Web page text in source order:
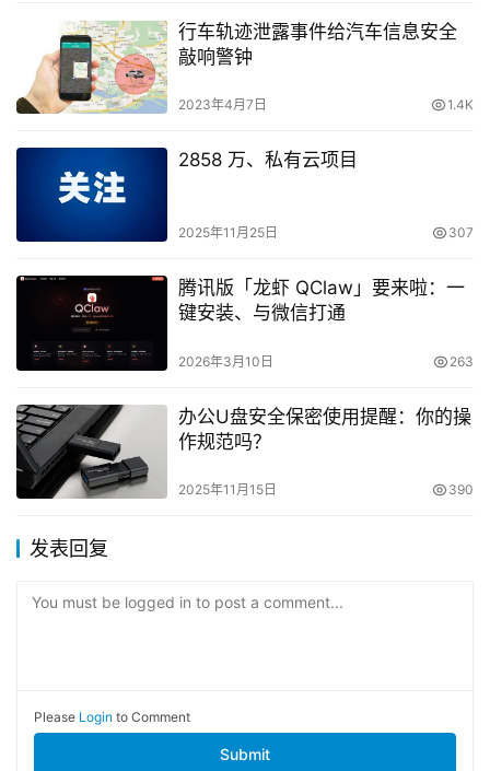
行车轨迹泄露事件给汽车信息安全
敲响警钟
2023年4月7日 1.4K
2858 万、私有云项目
2025年11月25日 307
腾讯版「龙虾 QClaw」要来啦：一
键安装、与微信打通
2026年3月10日 263
办公U盘安全保密使用提醒：你的操
作规范吗？
2025年11月15日 390
发表回复
You must be logged in to post a comment...
Please Login to Comment
Submit